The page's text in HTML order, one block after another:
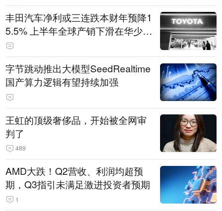
丰田汽车净利或三连跌本财年预降1
5.5% 上半年全球产销下滑在华少卖
14.3万辆
字节跳动推出大模型SeedRealtime
国产算力逻辑有望持续加强
王虹的顶级奢侈品，开始被全网审
判了
489
AMD大跌！Q2营收、利润均超预
期，Q3指引未满足激进投资者预期
1